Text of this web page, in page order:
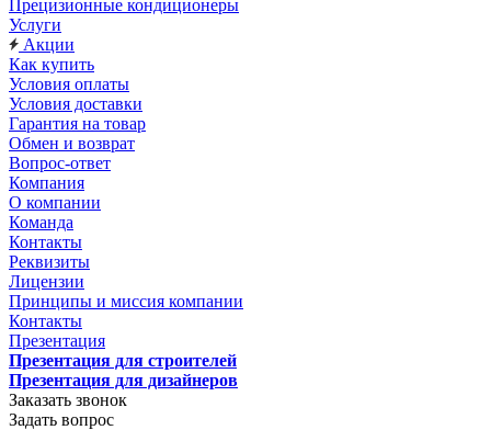
Прецизионные кондиционеры
Услуги
Акции
Как купить
Условия оплаты
Условия доставки
Гарантия на товар
Обмен и возврат
Вопрос-ответ
Компания
О компании
Команда
Контакты
Реквизиты
Лицензии
Принципы и миссия компании
Контакты
Презентация
Презентация для строителей
Презентация для дизайнеров
Заказать звонок
Задать вопрос